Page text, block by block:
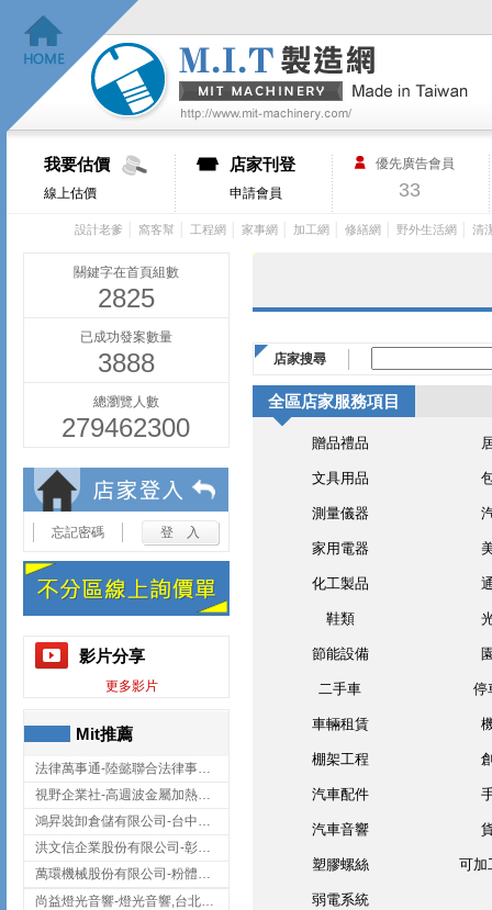
我要估價
線上估價
店家刊登
申請會員
優先廣告會員
33
設計老爹 窩客幫 工程網 家事網 加工網 修繕網 野外生活網 清
關鍵字在首頁組數
2825
已成功發案數量
3888
總瀏覽人數
279462300
忘記密碼
影片分享
更多影片
Mit推薦
法律萬事通-陸懿聯合法律事務所
視野企業社-高週波金屬加熱設備,彰化高週波金屬加熱設備
鴻昇裝卸倉儲有限公司-台中貨櫃裝卸
洪文信企業股份有限公司-彰化鋅合金鑄造,彰化五金加工,彰化五金配件
萬環機械股份有限公司-粉體塗裝設備,輸送機,輸送機設備,台南輸送機
尚益燈光音響-燈光音響,台北燈光音響,台北燈光音響出租
店家搜尋
全區店家服務項目
贈品禮品
文具用品
測量儀器
家用電器
化工製品
鞋類
節能設備
二手車 停
車輛租賃
棚架工程
汽車配件
汽車音響
塑膠螺絲 可加
弱電系統